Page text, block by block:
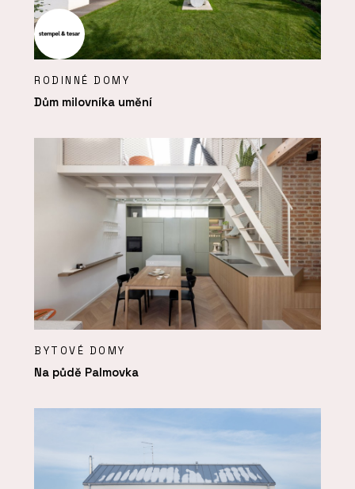
RODINNÉ DOMY
Dům milovníka umění
BYTOVÉ DOMY
Na půdě Palmovka